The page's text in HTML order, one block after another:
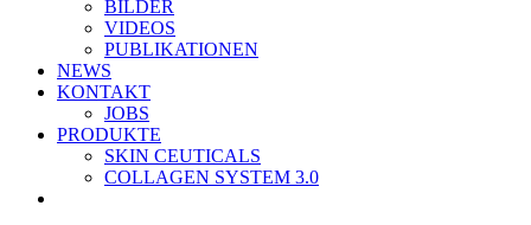
BILDER
VIDEOS
PUBLIKATIONEN
NEWS
KONTAKT
JOBS
PRODUKTE
SKIN CEUTICALS
COLLAGEN SYSTEM 3.0